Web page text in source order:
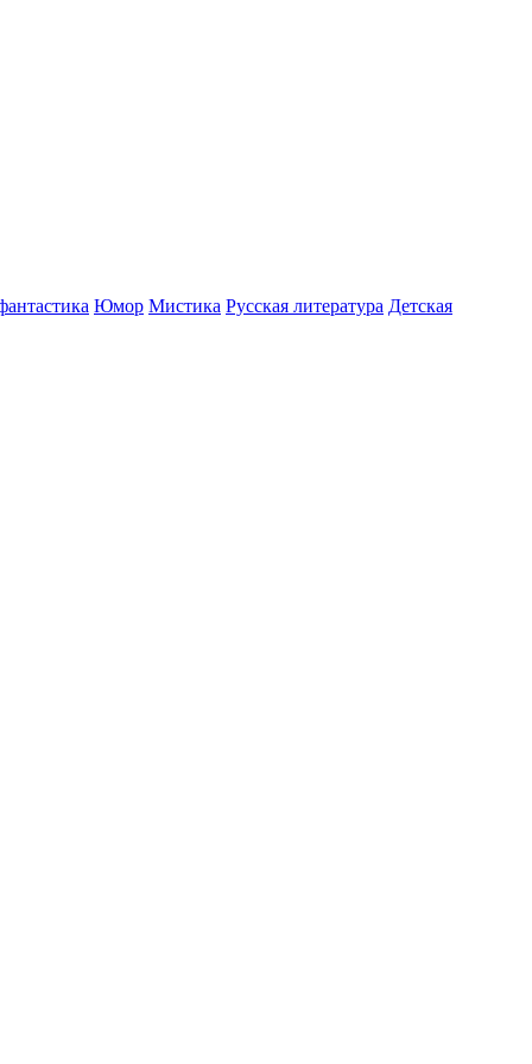
Юмор Мистика Русская литература Детская